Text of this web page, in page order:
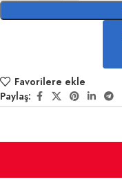
Favorilere ekle
Paylaş: